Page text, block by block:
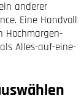
anderer
Eine Handvoll
Hoch­margen-
Alles-auf-eine-